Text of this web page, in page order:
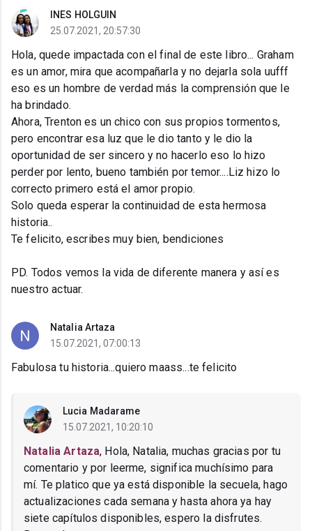
INES HOLGUIN
25.07.2021, 20:57:30
Hola, quede impactada con el final de este libro... Graham
es un amor, mira que acompañarla y no dejarla sola uufff
eso es un hombre de verdad más la comprensión que le
ha brindado.
Ahora, Trenton es un chico con sus propios tormentos,
pero encontrar esa luz que le dio tanto y le dio la
oportunidad de ser sincero y no hacerlo eso lo hizo
perder por lento, bueno también por temor....Liz hizo lo
correcto primero está el amor propio.
Solo queda esperar la continuidad de esta hermosa
historia..
Te felicito, escribes muy bien, bendiciones
PD. Todos vemos la vida de diferente manera y así es
nuestro actuar.
Natalia Artaza
15.07.2021, 07:00:13
Fabulosa tu historia...quiero maass...te felicito
Lucia Madarame
15.07.2021, 10:20:10
Natalia Artaza, Hola, Natalia, muchas gracias por tu
comentario y por leerme, significa muchísimo para
mí. Te platico que ya está disponible la secuela, hago
actualizaciones cada semana y hasta ahora ya hay
siete capítulos disponibles, espero la disfrutes.